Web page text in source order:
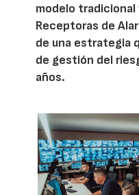
modelo tradicional
Receptoras de
de una estrategia
de gestión del
años.